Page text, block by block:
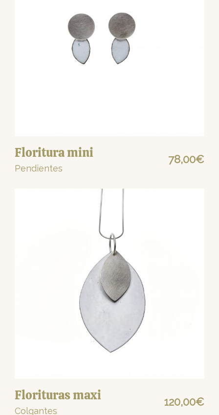
Floritura mini
Pendientes
78,00€
Florituras maxi
Colgantes
120,00€